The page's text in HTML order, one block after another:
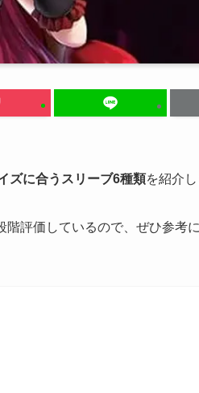
ズに合うスリーブ6種類を紹介し
評価しているので、ぜひ参考